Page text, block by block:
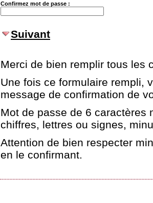
Confirmez mot de passe :
Suivant
Merci de bien remplir tous les
Une fois ce formulaire rempli,
message de confirmation de
Mot de passe de 6 caractères
chiffres, lettres ou signes,
Attention de bien respecter
en le confirmant.